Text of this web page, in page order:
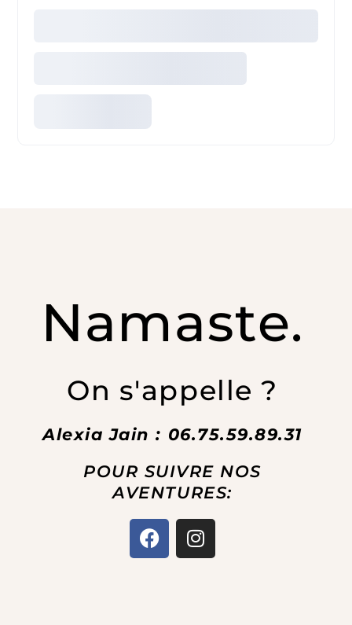
Namaste.
On s'appelle ?
Alexia Jain : 06.75.59.89.31
POUR SUIVRE NOS
AVENTURES:
F
a
I
n